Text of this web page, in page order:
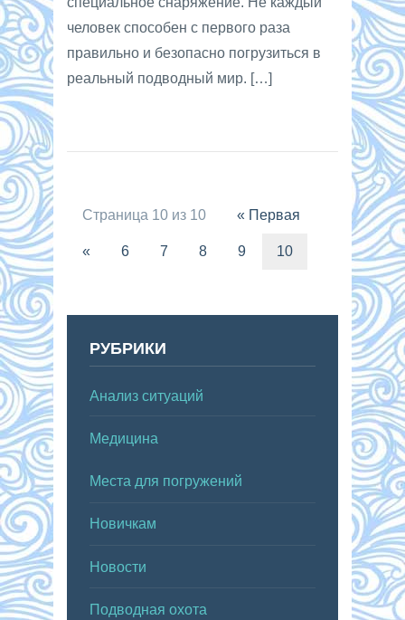
человек способен с первого раза
правильно и безопасно погрузиться в
реальный подводный мир. […]
Страница 10 из 10 « Первая
« 6 7 8 9 10
РУБРИКИ
Анализ ситуаций
Медицина
Места для погружений
Новичкам
Новости
Подводная охота